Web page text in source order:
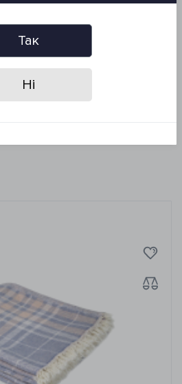
гладить и сушить изделие в
Турция
Так
Ні